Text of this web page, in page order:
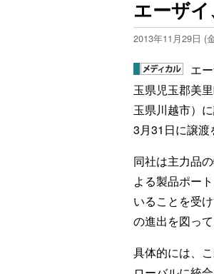
エーザ
2013年11月29日 (
エ
玉県児玉郡美
玉県川越市）
3月31日に譲渡
同社は主力品
よる製品ポー
いることを受
の進出を図って
具体的には、